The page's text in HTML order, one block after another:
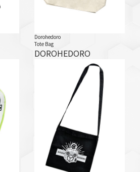
Dorohedoro
Tote Bag
DOROHEDORO